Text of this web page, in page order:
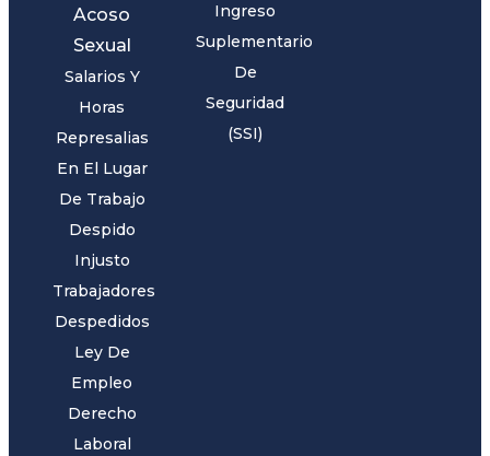
Acoso
Sexual
Salarios Y
Horas
Represalias
En El Lugar
De Trabajo
Despido
Injusto
Trabajadores
Despedidos
Ley De
Empleo
Derecho
Laboral
Ingreso
Suplementario
De
Seguridad
(SSI)